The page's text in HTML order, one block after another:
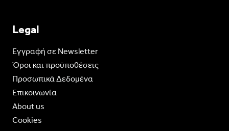
Legal
Eγγραφή σε Newsletter
Όροι και προϋποθέσεις
Προσωπικά Δεδομένα
Επικοινωνία
About us
Cookies